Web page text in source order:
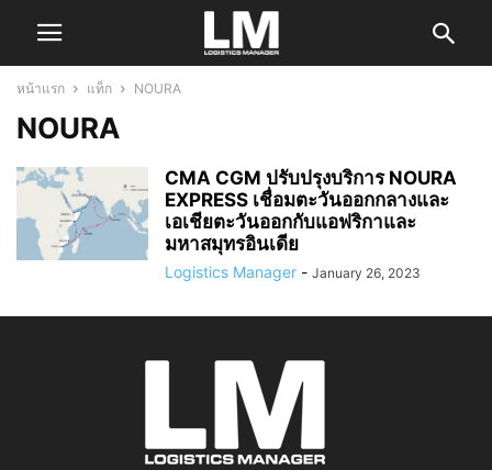
หน้าแรก แท็ก NOURA
NOURA
CMA CGM ปรับปรุงบริการ NOURA
EXPRESS เชื่อมตะวันออกกลางและ
เอเชียตะวันออกกับแอฟริกาและ
มหาสมุทรอินเดีย
Logistics Manager - January 26, 2023